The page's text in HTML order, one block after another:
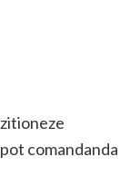
comandanda